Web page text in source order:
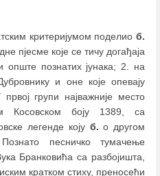
критеријумом поделио б.
пјесме које се тичу догађаја
опште познатих јунака; 2. на
и оне које опевају
групи најважније место
Косовском боју 1389, са
легенде коју б. о другом
песничко тумачење
Бранковића са разбојишта,
кратком стиху, преносећи